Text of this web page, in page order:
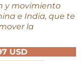
y movimiento
e India, que te
la
USD